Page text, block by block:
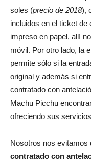
soles (precio de 2018),
incluidos en el ticket
impreso en papel, allí
móvil. Por otro lado, la
permite sólo si la
original y además si
contratado con
Machu Picchu
ofreciendo sus
Nosotros nos evitamos
contratado con